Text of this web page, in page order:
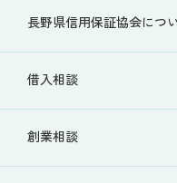
長野県信用保証協会につ
借入相談
創業相談